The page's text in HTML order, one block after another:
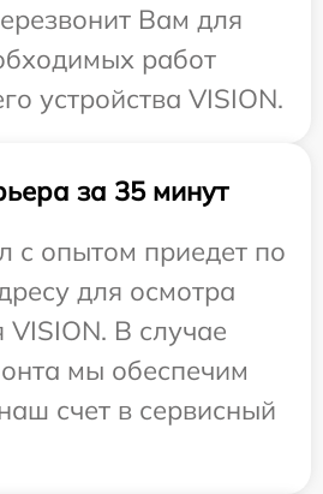
Вам для
работ
устройства VISION.
за 35 минут
с опытом приедет по
для осмотра
В случае
мы обеспечим
счет в сервисный